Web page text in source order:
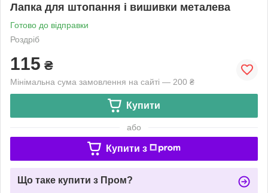
Лапка для штопання і вишивки металева
Готово до відправки
Роздріб
115 ₴
Мінімальна сума замовлення на сайті — 200 ₴
Купити
або
Купити з
Що таке купити з Пром?